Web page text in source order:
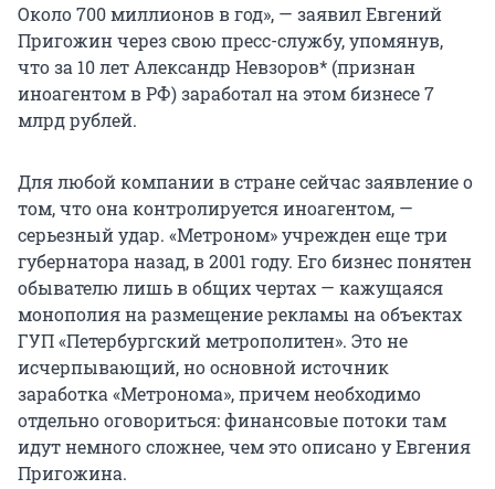
Около 700 миллионов в год», — заявил Евгений
Пригожин через свою пресс-службу, упомянув,
что за 10 лет Александр Невзоров* (признан
иноагентом в РФ) заработал на этом бизнесе 7
млрд рублей.
Для любой компании в стране сейчас заявление о
том, что она контролируется иноагентом, —
серьезный удар. «Метроном» учрежден еще три
губернатора назад, в 2001 году. Его бизнес понятен
обывателю лишь в общих чертах — кажущаяся
монополия на размещение рекламы на объектах
ГУП «Петербургский метрополитен». Это не
исчерпывающий, но основной источник
заработка «Метронома», причем необходимо
отдельно оговориться: финансовые потоки там
идут немного сложнее, чем это описано у Евгения
Пригожина.